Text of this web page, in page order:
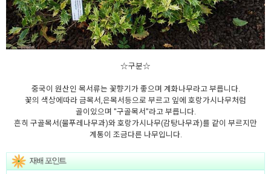
☆구분☆
중국이 원산인 목서류는 꽃향기가 좋으며 계화나무라고 부릅니다.
꽃의 색상에따라 금목서,은목서등으로 부르고 잎에 호랑가시나무처럼
골이있으며 "구골목서"라고 부릅니다.
흔히 구골목서(물푸레나무과)와 호랑가시나무(감탕나무과)를 같이 부르지만
계통이 조금다른 나무입니다.